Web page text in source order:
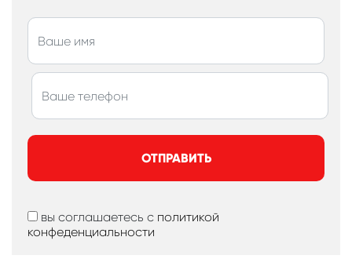
ОТПРАВИТЬ
вы соглашаетесь с политикой
конфеденциальности